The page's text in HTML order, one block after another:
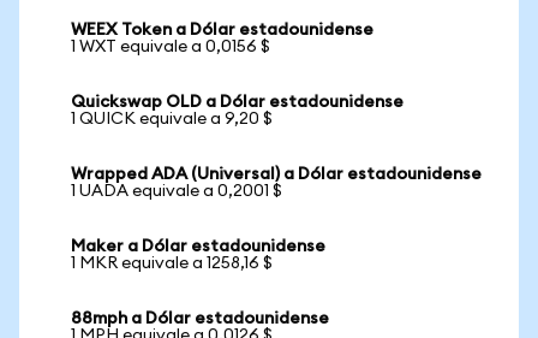
WEEX Token a Dólar estadounidense
1 WXT equivale a 0,0156 $
Quickswap OLD a Dólar estadounidense
1 QUICK equivale a 9,20 $
Wrapped ADA (Universal) a Dólar estadounidense
1 UADA equivale a 0,2001 $
Maker a Dólar estadounidense
1 MKR equivale a 1258,16 $
88mph a Dólar estadounidense